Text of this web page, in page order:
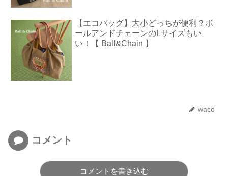
【エコバッグ】大小どっちが便利？ボ
ールアンドチェーンのLサイズもい
い！【 Ball&Chain 】
waco
コメント
コメントを書き込む